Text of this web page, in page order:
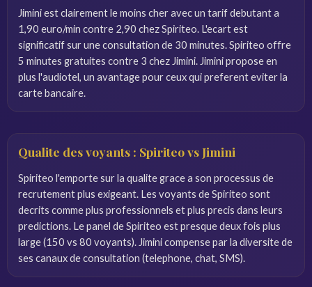
Jimini est clairement le moins cher avec un tarif debutant a
1,90 euro/min contre 2,90 chez Spiriteo. L'ecart est
significatif sur une consultation de 30 minutes. Spiriteo offre
5 minutes gratuites contre 3 chez Jimini. Jimini propose en
plus l'audiotel, un avantage pour ceux qui preferent eviter la
carte bancaire.
Qualite des voyants : Spiriteo vs Jimini
Spiriteo l'emporte sur la qualite grace a son processus de
recrutement plus exigeant. Les voyants de Spiriteo sont
decrits comme plus professionnels et plus precis dans leurs
predictions. Le panel de Spiriteo est presque deux fois plus
large (150 vs 80 voyants). Jimini compense par la diversite de
ses canaux de consultation (telephone, chat, SMS).